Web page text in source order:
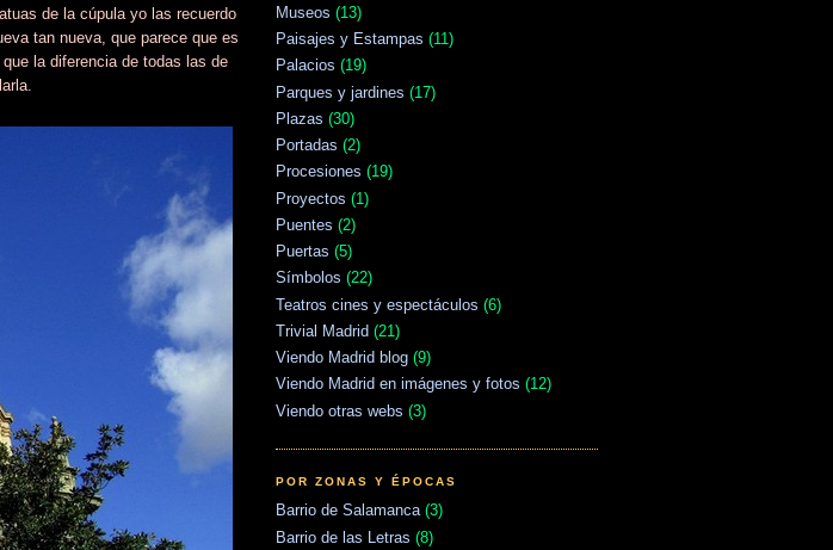
de la cúpula yo las recuerdo
tan nueva, que parece que es
la diferencia de todas las de
Museos (13)
Paisajes y Estampas (11)
Palacios (19)
Parques y jardines (17)
Plazas (30)
Portadas (2)
Procesiones (19)
Proyectos (1)
Puentes (2)
Puertas (5)
Símbolos (22)
Teatros cines y espectáculos (6)
Trivial Madrid (21)
Viendo Madrid blog (9)
Viendo Madrid en imágenes y fotos (12)
Viendo otras webs (3)
POR ZONAS Y ÉPOCAS
Barrio de Salamanca (3)
Barrio de las Letras (8)